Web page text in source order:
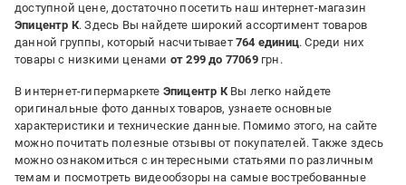
доступной цене, достаточно посетить наш интернет-магазин
Эпицентр К. Здесь Вы найдете широкий ассортимент товаров
данной группы, который насчитывает 764 единиц. Среди них
товары с низкими ценами от 299 до 77069грн.
В интернет-гипермаркете Эпицентр КВы легко найдете
оригинальные фото данных товаров, узнаете основные
характеристики и технические данные. Помимо этого, на сайте
можно почитать полезные отзывы от покупателей. Также здесь
можно ознакомиться с интересными статьями по различным
темам и посмотреть видеообзоры на самые востребованные